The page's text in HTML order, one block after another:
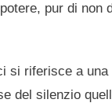
pur di
si riferisce a
del silenzio